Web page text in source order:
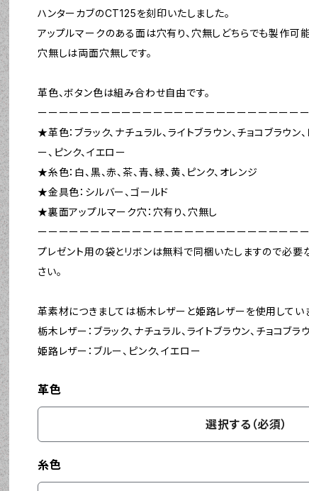
ハンターカブのCT125を刻印いたしました。
アップルマークのある面は穴有り、穴無しどちらでも製作可能
穴無しは両面穴無しです。
革色、ボタン色は組み合わせ自由です。
ーーーーーーーーーーーーーーーーーーーーーーーーー
★革色：ブラック、ナチュラル、ライトブラウン、チョコブラウン、
ー、ピンク、イエロー
★糸色：白、黒、赤、茶、青、緑、黄、ピンク、オレンジ
★金具色：シルバー、ゴールド
★裏面アップルマーク穴：穴有り、穴無し
ーーーーーーーーーーーーーーーーーーーーーーーーー
プレゼント用の袋とリボンは無料で同梱いたしますので必
さい。
革素材につきましては栃木レザーと姫路レザーを使用していま
栃木レザー：ブラック、ナチュラル、ライトブラウン、チョコブラ
姫路レザー：ブルー、ピンク、イエロー
革色
選択する（必須）
糸色